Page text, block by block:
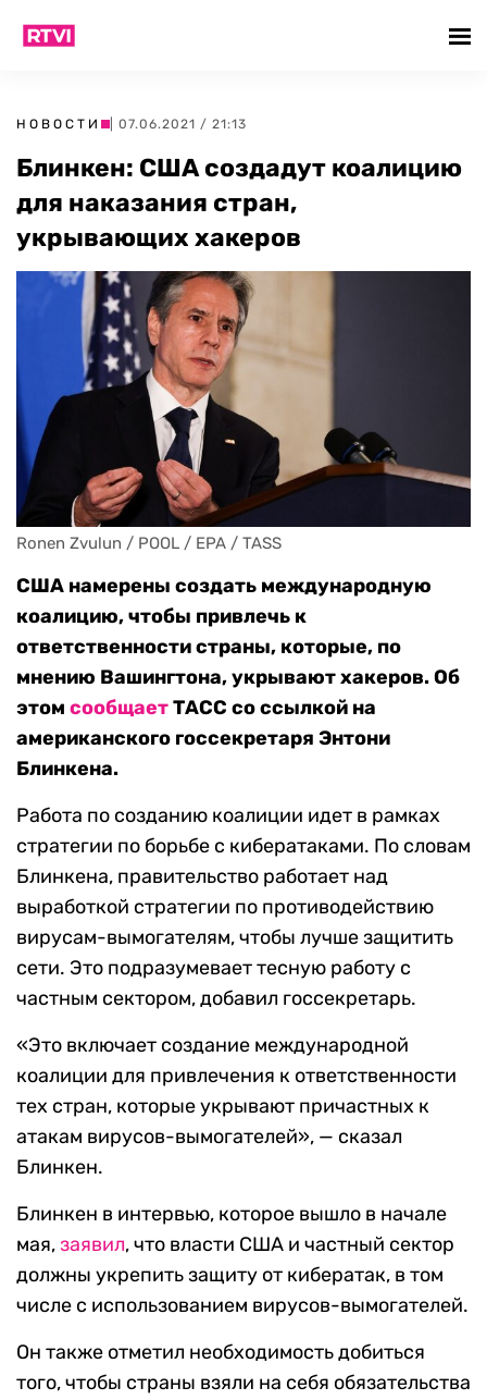
НОВОСТИ | 07.06.2021 / 21:13
Блинкен: США создадут коалицию
для наказания стран,
укрывающих хакеров
Ronen Zvulun / POOL / EPA / TASS
США намерены создать международную
коалицию, чтобы привлечь к
ответственности страны, которые, по
мнению Вашингтона, укрывают хакеров. Об
этом сообщаетТАСС со ссылкой на
американского госсекретаря Энтони
Блинкена.
Работа по созданию коалиции идет в рамках
стратегии по борьбе с кибератаками. По словам
Блинкена, правительство работает над
выработкой стратегии по противодействию
вирусам-вымогателям, чтобы лучше защитить
сети. Это подразумевает тесную работу с
частным сектором, добавил госсекретарь.
«Это включает создание международной
коалиции для привлечения к ответственности
тех стран, которые укрывают причастных к
атакам вирусов-вымогателей», — сказал
Блинкен.
Блинкен в интервью, которое вышло в начале
мая,заявил, что власти США и частный сектор
должны укрепить защиту от кибератак, в том
числе с использованием вирусов-вымогателей.
Он также отметил необходимость добиться
того, чтобы страны взяли на себя обязательства